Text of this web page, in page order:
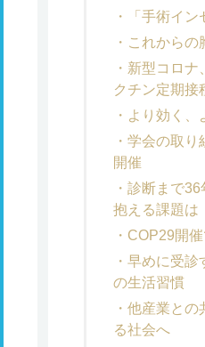
「手術イ
これからの
新型コロナ
クチン定期接
より効く
学会の取り
開催
診断まで
抱える課題は
COP29開
早めに受診
の生活習慣
他産業との
る社会へ